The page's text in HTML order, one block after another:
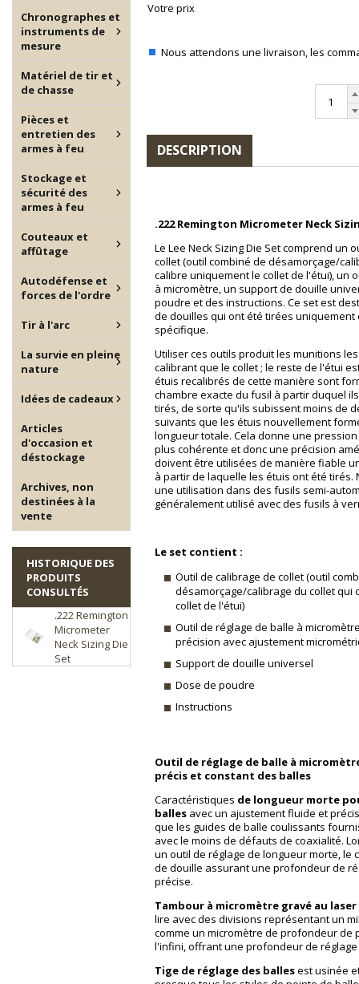
Chronographes et
instruments de
mesure
Matériel de tir et
de chasse
Pièces et
entretien des
armes à feu
Stockage et
sécurité des
armes à feu
Couteaux et
affûtage
Autodéfense et
forces de l'ordre
Tir à l'arc
La survie en pleine
nature
Idées de cadeaux
Articles
d'occasion et
déstockage
Archives, non
destinées à la
vente
HISTORIQUE DES
PRODUITS
CONSULTÉS
.222 Remington
Micrometer
Neck Sizing Die
Set
Votre prix
Nous attendons une livraison, les
DESCRIPTION
.222 Remington Micrometer Neck
Le Lee Neck Sizing Die Set comprend un
collet (outil combiné de désamorçage/
calibre uniquement le collet de l'étui), un
à micromètre, un support de douille
poudre et des instructions. Ce set est
de douilles qui ont été tirées uniquement
spécifique.
Utiliser ces outils produit les munitions
calibrant que le collet ; le reste de l'étui
étuis recalibrés de cette manière sont
chambre exacte du fusil à partir duquel
tirés, de sorte qu'ils subissent moins de
suivants que les étuis nouvellement
longueur totale. Cela donne une
plus cohérente et donc une précision
doivent être utilisées de manière fiable
à partir de laquelle les étuis ont été tirés.
une utilisation dans des fusils semi-
généralement utilisé avec des fusils à
Le set contient :
Outil de calibrage de collet (outil
désamorçage/calibrage du collet qui
collet de l'étui)
Outil de réglage de balle à
précision avec ajustement
Support de douille universel
Dose de poudre
Instructions
Outil de réglage de balle à
précis et constant des balles
Caractéristiques de longueur morte
balles avec un ajustement fluide et
que les guides de balle coulissants
avec le moins de défauts de coaxialité.
un outil de réglage de longueur morte, le
de douille assurant une profondeur de
précise.
Tambour à micromètre gravé au laser
lire avec des divisions représentant un
comme un micromètre de profondeur de
l'infini, offrant une profondeur de
Tige de réglage des ballesest usinée